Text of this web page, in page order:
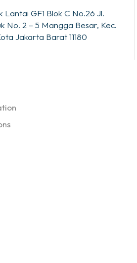
Lantai GF1 Blok C No.26 Jl.
No. 2 – 5 Mangga Besar, Kec.
Jakarta Barat 11180